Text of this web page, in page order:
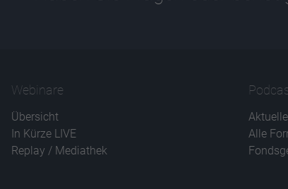
Webinare
Übersicht
In Kürze LIVE
Replay / Mediathek
Alle